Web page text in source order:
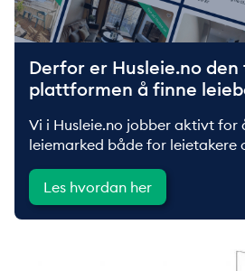
Derfor er Husleie.no
plattformen å finne
Vi i Husleie.no jobber aktivt for
leiemarked både for leietakere
Les hvordan her